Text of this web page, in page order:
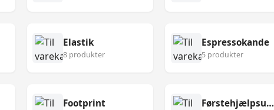
Elastik
8 produkter
Espressokande
5 produkter
Footprint Førstehjælpsudstyr